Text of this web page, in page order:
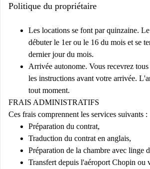
Politique du propriétaire
Les locations se font par quinzaine.
débuter le 1er ou le 16 du mois et se
dernier jour du mois.
Arrivée autonome. Vous recevrez tous
les instructions avant votre arrivée.
tout moment.
FRAIS ADMINISTRATIFS
Ces frais comprennent les services suivants :
Préparation du contrat,
Traduction du contrat en anglais,
Préparation de la chambre avec linge
Transfert depuis l'aéroport Chopin ou